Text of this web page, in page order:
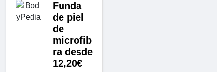
Funda
de piel
de
microfib
ra desde
12,20€